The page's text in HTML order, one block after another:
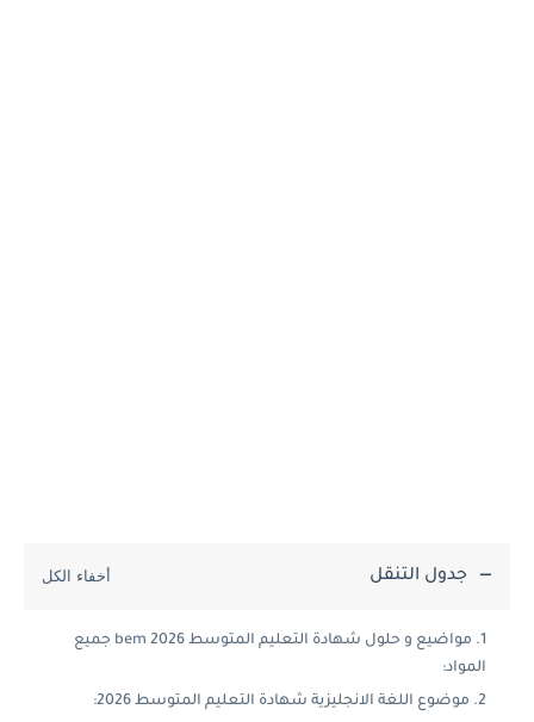
جدول التنقل
مواضيع و حلول شهادة التعليم المتوسط 2026 bem جميع
المواد:
موضوع اللغة الانجليزية شهادة التعليم المتوسط 2026: